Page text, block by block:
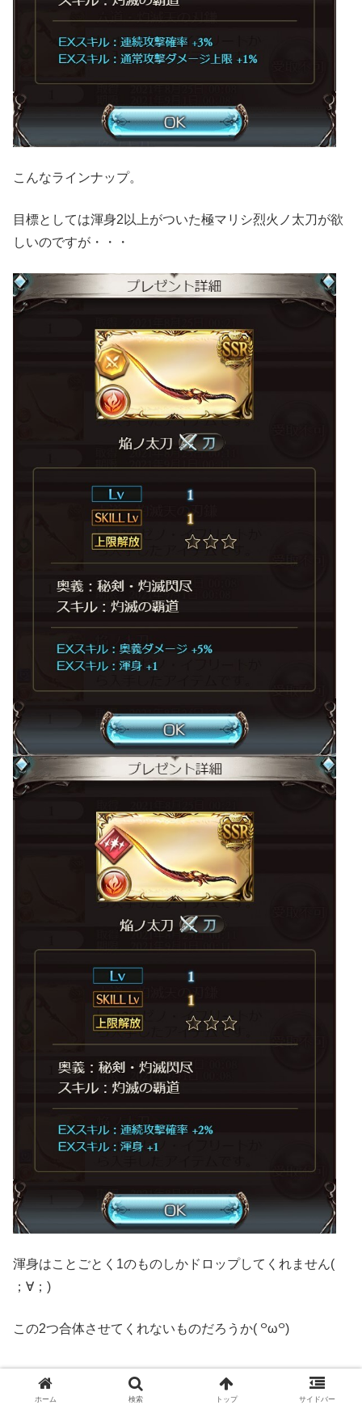
こんなラインナップ。
目標としては渾身2以上がついた極マリシ烈火ノ太刀が欲
しいのですが・・・
渾身はことごとく1のものしかドロップしてくれません(
；∀；)
この2つ合体させてくれないものだろうか( ꒪ω꒪)
ホーム 検索 トップ サイドバー